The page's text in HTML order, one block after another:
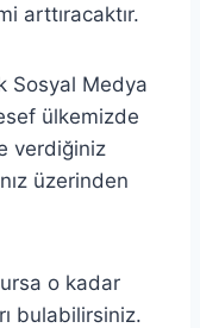
arttıracaktır.
Sosyal Medya
ülkemizde
verdiğiniz
üzerinden
o kadar
bulabilirsiniz.